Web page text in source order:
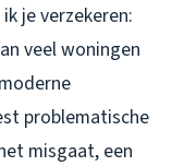
je verzekeren:
veel woningen
problematische
misgaat, een